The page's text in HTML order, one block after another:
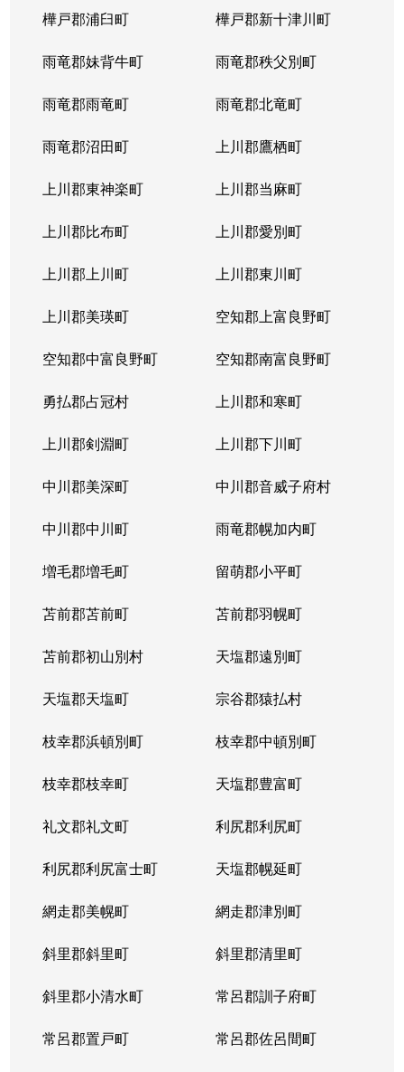
樺戸郡浦臼町 樺戸郡新十津川町
雨竜郡妹背牛町 雨竜郡秩父別町
雨竜郡雨竜町 雨竜郡北竜町
雨竜郡沼田町 上川郡鷹栖町
上川郡東神楽町 上川郡当麻町
上川郡比布町 上川郡愛別町
上川郡上川町 上川郡東川町
上川郡美瑛町 空知郡上富良野町
空知郡中富良野町 空知郡南富良野町
勇払郡占冠村 上川郡和寒町
上川郡剣淵町 上川郡下川町
中川郡美深町 中川郡音威子府村
中川郡中川町 雨竜郡幌加内町
増毛郡増毛町 留萌郡小平町
苫前郡苫前町 苫前郡羽幌町
苫前郡初山別村 天塩郡遠別町
天塩郡天塩町 宗谷郡猿払村
枝幸郡浜頓別町 枝幸郡中頓別町
枝幸郡枝幸町 天塩郡豊富町
礼文郡礼文町 利尻郡利尻町
利尻郡利尻富士町 天塩郡幌延町
網走郡美幌町 網走郡津別町
斜里郡斜里町 斜里郡清里町
斜里郡小清水町 常呂郡訓子府町
常呂郡置戸町 常呂郡佐呂間町